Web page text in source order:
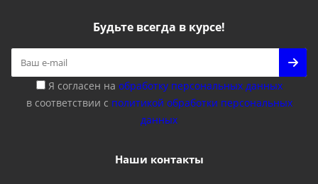
Будьте всегда в курсе!
Я согласен на обработку персональных данных
в соответствии с политикой обработки персональных
данных
Наши контакты